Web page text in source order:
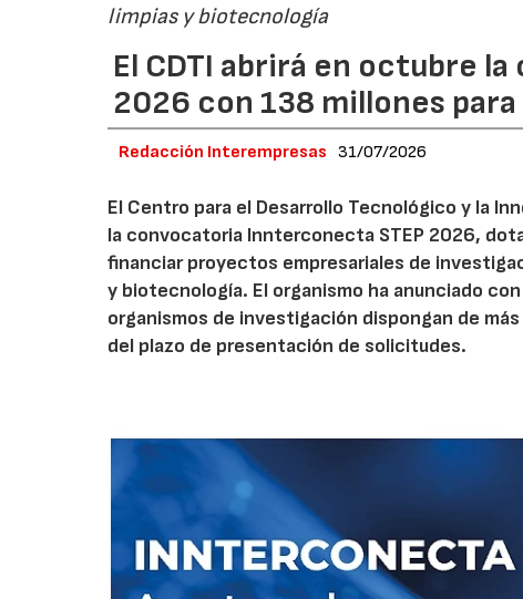
limpias y biotecnología
El CDTI abrirá en octubre
2026 con 138 millones
Redacción Interempresas 31/07/2026
El Centro para el Desarrollo Tecnológico y la
la convocatoria Innterconecta STEP 2026,
financiar proyectos empresariales de
y biotecnología. El organismo ha anunciado
organismos de investigación dispongan de
del plazo de presentación de solicitudes.